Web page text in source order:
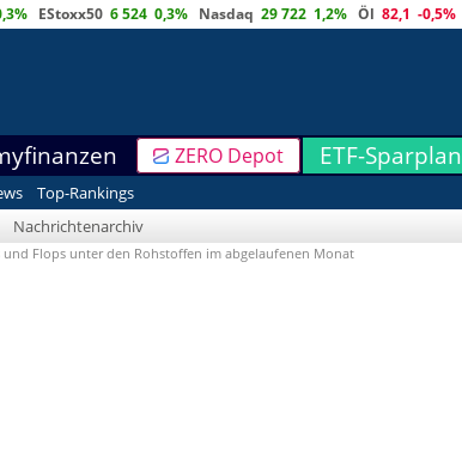
EStoxx50 6 524 0,3% Nasdaq 29 722 1,2% Öl 82,1 -0,5%
ZERO Depot ETF-Sparplan
Top-Rankings
Nachrichtenarchiv
und Flops unter den Rohstoffen im abgelaufenen Monat